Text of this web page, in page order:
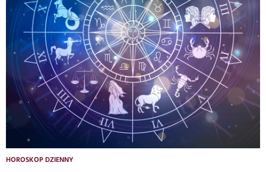
HOROSKOP DZIENNY